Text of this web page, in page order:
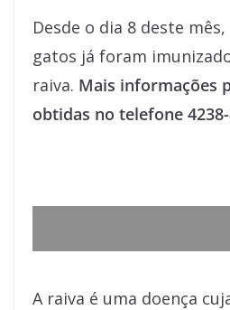
Desde o dia 8 deste mês,
gatos já foram
raiva. Mais informações
obtidas no telefone
A raiva é uma doença